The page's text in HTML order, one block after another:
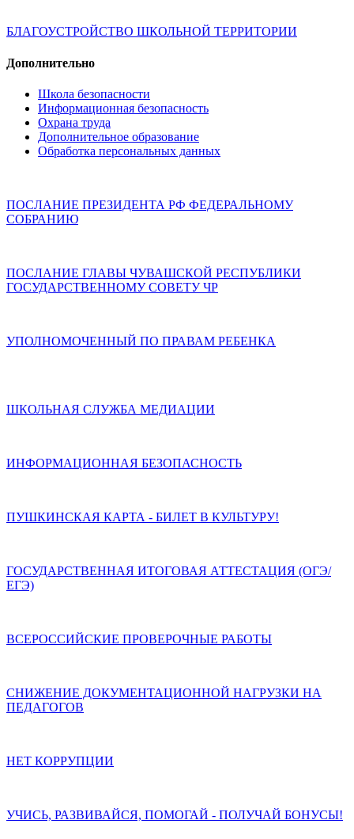
БЛАГОУСТРОЙСТВО ШКОЛЬНОЙ ТЕРРИТОРИИ
Дополнительно
Школа безопасности
Информационная безопасность
Охрана труда
Дополнительное образование
Обработка персональных данных
ПОСЛАНИЕ ПРЕЗИДЕНТА РФ ФЕДЕРАЛЬНОМУ
СОБРАНИЮ
ПОСЛАНИЕ ГЛАВЫ ЧУВАШСКОЙ РЕСПУБЛИКИ
ГОСУДАРСТВЕННОМУ СОВЕТУ ЧР
УПОЛНОМОЧЕННЫЙ ПО ПРАВАМ РЕБЕНКА
ШКОЛЬНАЯ СЛУЖБА МЕДИАЦИИ
ИНФОРМАЦИОННАЯ БЕЗОПАСНОСТЬ
ПУШКИНСКАЯ КАРТА - БИЛЕТ В КУЛЬТУРУ!
ГОСУДАРСТВЕННАЯ ИТОГОВАЯ АТТЕСТАЦИЯ (ОГЭ/
ЕГЭ)
ВСЕРОССИЙСКИЕ ПРОВЕРОЧНЫЕ РАБОТЫ
СНИЖЕНИЕ ДОКУМЕНТАЦИОННОЙ НАГРУЗКИ НА
ПЕДАГОГОВ
НЕТ КОРРУПЦИИ
УЧИСЬ, РАЗВИВАЙСЯ, ПОМОГАЙ - ПОЛУЧАЙ БОНУСЫ!